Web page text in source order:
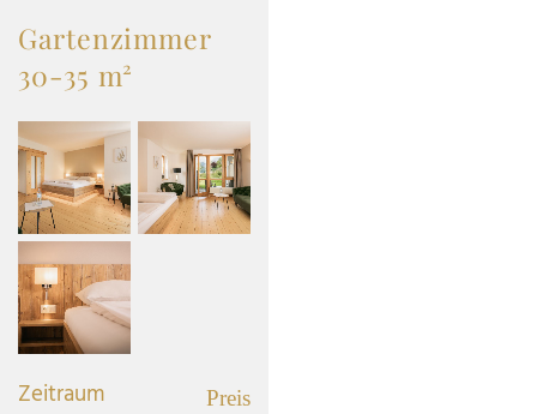
Gartenzimmer
30-35 m²
Zeitraum
Preis